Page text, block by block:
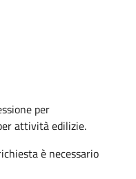
per
attività edilizie.
è necessario